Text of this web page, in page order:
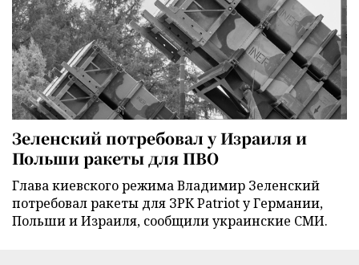
Зеленский потребовал у Израиля и
Польши ракеты для ПВО
Глава киевского режима Владимир Зеленский
потребовал ракеты для ЗРК Patriot у Германии,
Польши и Израиля, сообщили украинские СМИ.